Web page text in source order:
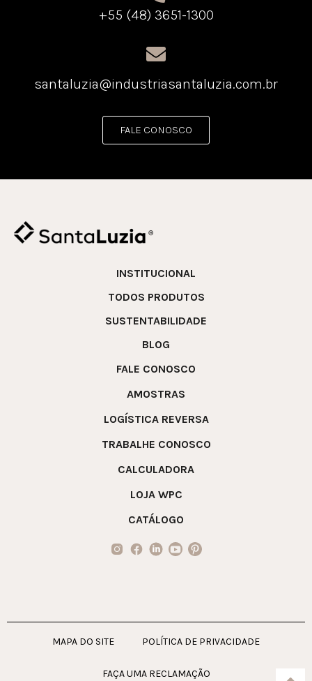
+55 (48) 3651-1300
santaluzia@industriasantaluzia.com.br
FALE CONOSCO
INSTITUCIONAL
TODOS PRODUTOS
SUSTENTABILIDADE
BLOG
FALE CONOSCO
AMOSTRAS
LOGÍSTICA REVERSA
TRABALHE CONOSCO
CALCULADORA
LOJA WPC
CATÁLOGO
MAPA DO SITE POLÍTICA DE PRIVACIDADE
FAÇA UMA RECLAMAÇÃO